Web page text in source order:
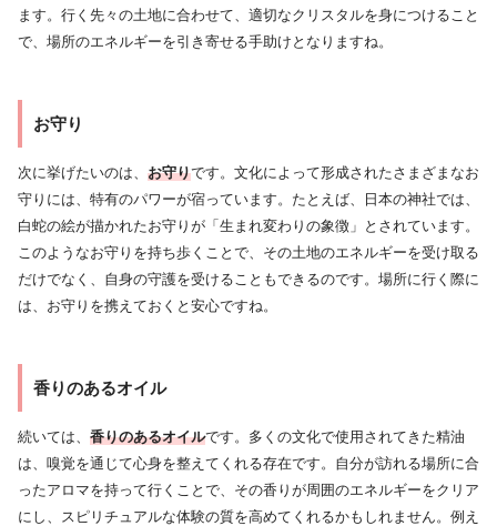
ます。行く先々の土地に合わせて、適切なクリスタルを身につけること
で、場所のエネルギーを引き寄せる手助けとなりますね。
お守り
次に挙げたいのは、 お守りです。文化によって形成されたさまざまなお
守りには、特有のパワーが宿っています。たとえば、日本の神社では、
白蛇の絵が描かれたお守りが「生まれ変わりの象徴」とされています。
このようなお守りを持ち歩くことで、その土地のエネルギーを受け取る
だけでなく、自身の守護を受けることもできるのです。場所に行く際に
は、お守りを携えておくと安心ですね。
香りのあるオイル
続いては、 香りのあるオイルです。多くの文化で使用されてきた精油
は、嗅覚を通じて心身を整えてくれる存在です。自分が訪れる場所に合
ったアロマを持って行くことで、その香りが周囲のエネルギーをクリア
にし、スピリチュアルな体験の質を高めてくれるかもしれません。例え